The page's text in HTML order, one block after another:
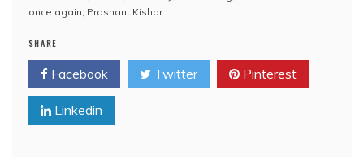
once again Prashant Kishor
SHARE
Facebook Twitter Pinterest
Linkedin